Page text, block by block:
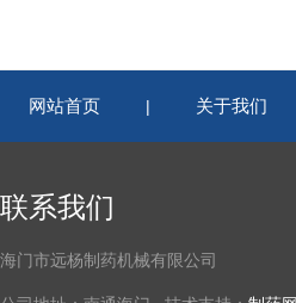
网站首页 | 关于我们
联系我们
海门市远杨制药机械有限公司